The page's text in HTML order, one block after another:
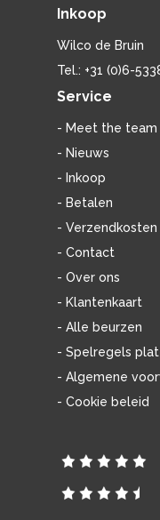
Inkoop
Wilco de Bruin
Tel.: +31 (0)6-
Service
- Meet the team
- Nieuws
- Inkoop
- Betalen
- Verzendkosten
- Contact
- Over ons
- Klantenkaart
- Alle beurzen
- Spelregels
- Algemene
- Cookie beleid